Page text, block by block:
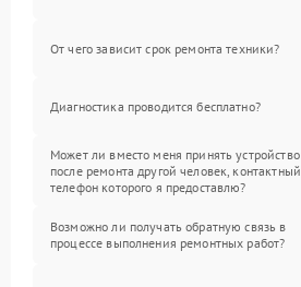
От чего зависит срок ремонта техники?
Диагностика проводится бесплатно?
Может ли вместо меня принять устройство
после ремонта другой человек, контактный
телефон которого я предоставлю?
Возможно ли получать обратную связь в
процессе выполнения ремонтных работ?